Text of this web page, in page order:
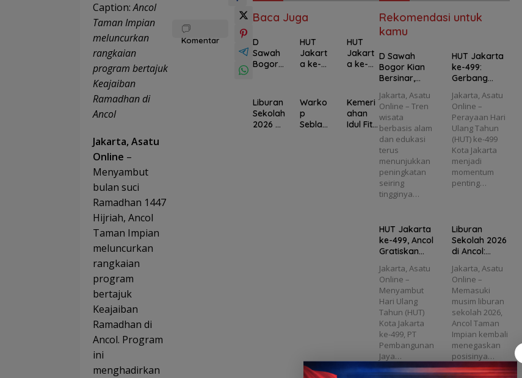
Caption:Ancol
Taman Impian
meluncurkan
rangkaian
program bertajuk
Keajaiban
Ramadhan di
Ancol
Jakarta, Asatu
Online –
Menyambut
bulan suci
Ramadhan 1447
Hijriah, Ancol
Taman Impian
meluncurkan
rangkaian
program
bertajuk
Keajaiban
Ramadhan di
Ancol. Program
ini
menghadirkan
Komentar
Baca Juga
D
Sawah
Bogor
r,
Destina
si
Wisata
HUT
Jakart
a ke-
g
Ancol–
JIS
Resmi
HUT
Jakart
a ke-
Gratisk
an
Tiket
Masuk
Liburan
Sekolah
2026 di
Warko
p
Seblak
Kemeri
ahan
Idul Fitri
Rekomendasi untuk
kamu
D Sawah
Bogor Kian
Bersinar,
Wisata Alam
Berkonsep
“Back to
Nature” Bidik
Jadi Mini
Ancol Bogor
Jakarta, Asatu
Online – Tren
wisata
berbasis alam
dan edukasi
terus
menunjukkan
peningkatan
seiring
tingginya…
HUT Jakarta
ke-499:
Gerbang
Resmi Dibuka,
Babak Baru
Integrasi
Transportasi
dan
Pariwisata Ibu
Kota
Jakarta, Asatu
Online –
Perayaan Hari
Ulang Tahun
(HUT) ke-499
Kota Jakarta
menjadi
momentum
penting…
HUT Jakarta
ke-499, Ancol
Gratiskan
Seharian
untuk Warga
Ber-KTP DKI
Jakarta, Asatu
Online –
Menyambut
Hari Ulang
Tahun (HUT)
Kota Jakarta
ke-499, PT
Pembangunan
Jaya…
Liburan
Sekolah 2026
di Ancol:
Edukasi, dan
Hiburan
Spektakuler
Siap
Manjakan
Keluarga
Jakarta, Asatu
Online –
Memasuki
musim liburan
sekolah 2026,
Ancol Taman
Impian kembali
menegaskan
posisinya…